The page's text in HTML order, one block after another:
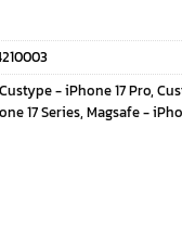
price
is:
Custype - iPhone 17 Pro,
17 Series, Magsafe -
รุ่น Leather Case